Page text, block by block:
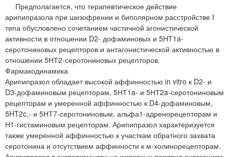
Предполагается, что терапевтическое действие
арипипразола при шизофрении и биполярном расстройстве I
типа обусловлено сочетанием частичной агонистической
активности в отношении D2- дофаминовых и 5НТ1a-
серотониновых рецепторов и антагонистической активностью в
отношении 5НТ2-серотониновых рецепторов.
Фармакодинамика
Арипипразол обладает высокой аффинностью in vitro к D2- и
D3-дофаминовым рецепторам, 5НТ1a- и 5НТ2a-серотониновым
рецепторам и умеренной аффинностью к D4-дофаминовым,
5HT2c,- и 5НТ7-серотониновым, альфа1-адренорецепторам и
Н1-гистаминовым рецепторам. Арипипразол характеризуется
также умеренной аффинностью к участкам обратного захвата
серотонина и отсутствием аффинности к м-холинорецепторам.